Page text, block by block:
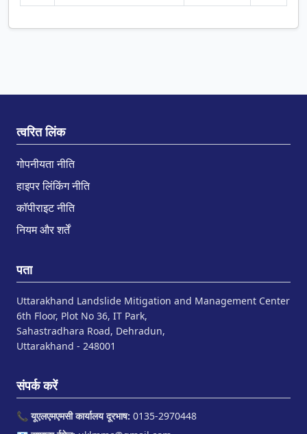
त्वरित लिंक
गोपनीयता नीति
हाइपर लिंकिंग नीति
कॉपीराइट नीति
नियम और शर्तें
पता
Uttarakhand Landslide Mitigation and Management Center
6th Floor, Plot No 36, IT Park,
Sahastradhara Road, Dehradun,
Uttarakhand - 248001
संपर्क करें
📞यूएलएमएमसी कार्यालय दूरभाष: 0135-2970448